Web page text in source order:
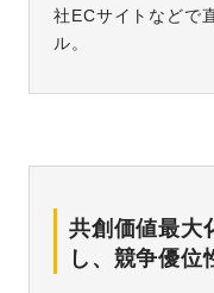
社ECサイトなどで
ル。
共創価値最大
し、競争優位